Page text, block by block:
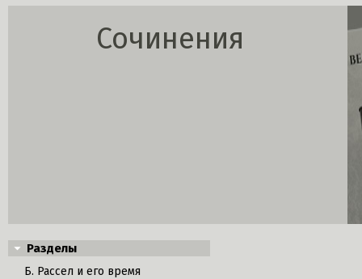
Сочинения
Разделы
Б. Рассел и его время